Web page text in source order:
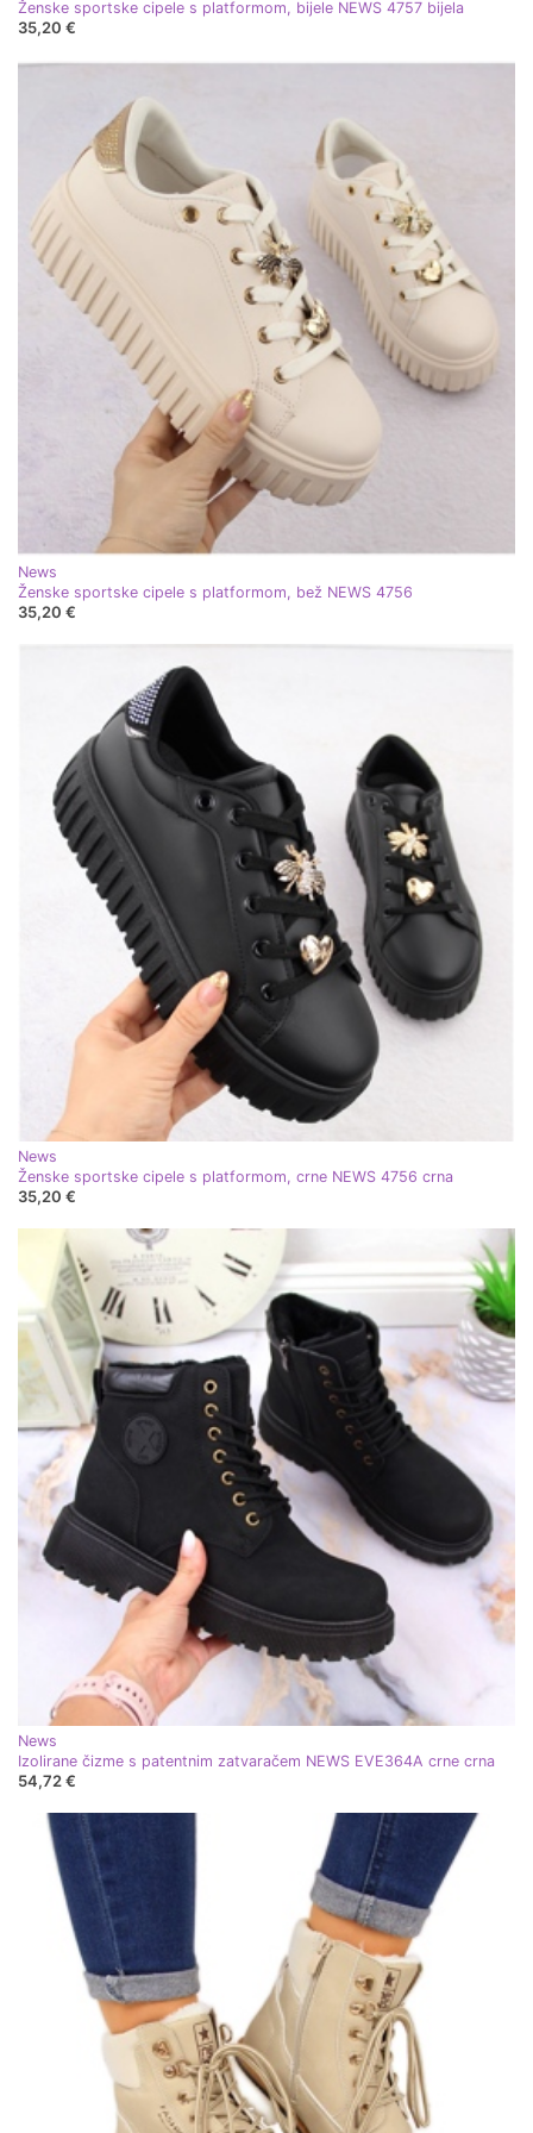
Ženske sportske cipele s platformom, bijele NEWS 4757 bijela
35,20 €
News
Ženske sportske cipele s platformom, bež NEWS 4756
35,20 €
News
Ženske sportske cipele s platformom, crne NEWS 4756 crna
35,20 €
News
Izolirane čizme s patentnim zatvaračem NEWS EVE364A crne crna
54,72 €